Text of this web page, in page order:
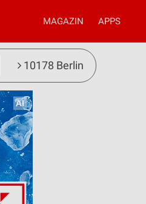
MAGAZIN APPS
10178 Berlin